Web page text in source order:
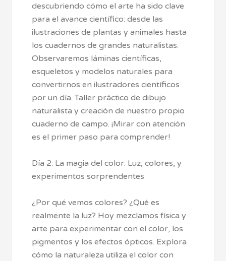
descubriendo cómo el arte ha sido clave
para el avance científico: desde las
ilustraciones de plantas y animales hasta
los cuadernos de grandes naturalistas.
Observaremos láminas científicas,
esqueletos y modelos naturales para
convertirnos en ilustradores científicos
por un día. Taller práctico de dibujo
naturalista y creación de nuestro propio
cuaderno de campo. ¡Mirar con atención
es el primer paso para comprender!
Día 2: La magia del color: Luz, colores, y
experimentos sorprendentes
¿Por qué vemos colores? ¿Qué es
realmente la luz? Hoy mezclamos física y
arte para experimentar con el color, los
pigmentos y los efectos ópticos. Explora
cómo la naturaleza utiliza el color con